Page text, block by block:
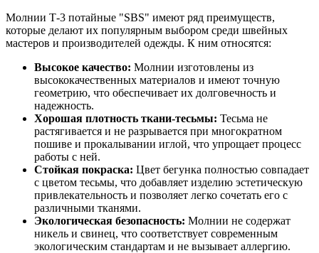
Молнии Т-3 потайные "SBS" имеют ряд преимуществ,
которые делают их популярным выбором среди швейных
мастеров и производителей одежды. К ним относятся:
Высокое качество: Молнии изготовлены из
высококачественных материалов и имеют точную
геометрию, что обеспечивает их долговечность и
надежность.
Хорошая плотность ткани-тесьмы: Тесьма не
растягивается и не разрывается при многократном
пошиве и прокалывании иглой, что упрощает процесс
работы с ней.
Стойкая покраска: Цвет бегунка полностью совпадает
с цветом тесьмы, что добавляет изделию эстетическую
привлекательность и позволяет легко сочетать его с
различными тканями.
Экологическая безопасность: Молнии не содержат
никель и свинец, что соответствует современным
экологическим стандартам и не вызывает аллергию.